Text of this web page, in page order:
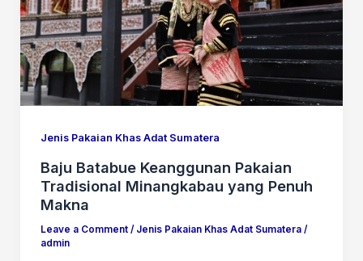
Jenis Pakaian Khas Adat Sumatera
Baju Batabue Keanggunan Pakaian
Tradisional Minangkabau yang Penuh
Makna
Leave a Comment / Jenis Pakaian Khas Adat Sumatera/
admin